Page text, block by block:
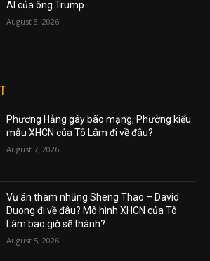
AI của ông Trump
August 8, 2026
Phương Hằng gây bão mạng, Phường kiểu
mẫu XHCN của Tô Lâm đi về đâu?
August 7, 2026
Vụ án tham nhũng Sheng Thao – David
Duong đi về đâu? Mô hình XHCN của Tô
Lâm bao giờ sẽ thành?
August 5, 2026